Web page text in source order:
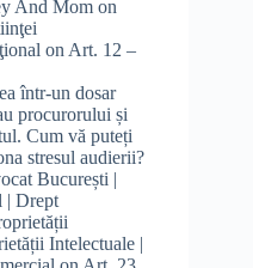
And Mom on
on Art. 12 –
într-un dosar
procurorului și
Cum vă puteți
stresul audierii?
București |
| Drept
Intelectuale |